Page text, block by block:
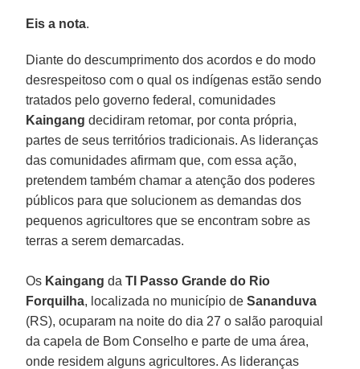
Eis a nota.
Diante do descumprimento dos acordos e do modo
desrespeitoso com o qual os indígenas estão sendo
tratados pelo governo federal, comunidades
Kaingang decidiram retomar, por conta própria,
partes de seus territórios tradicionais. As lideranças
das comunidades afirmam que, com essa ação,
pretendem também chamar a atenção dos poderes
públicos para que solucionem as demandas dos
pequenos agricultores que se encontram sobre as
terras a serem demarcadas.
Os Kaingang daTI Passo Grande do Rio
Forquilha, localizada no município deSananduva
(RS), ocuparam na noite do dia 27 o salão paroquial
da capela de Bom Conselho e parte de uma área,
onde residem alguns agricultores. As lideranças